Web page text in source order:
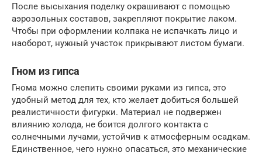
После высыхания поделку окрашивают с помощью
аэрозольных составов, закрепляют покрытие лаком.
Чтобы при оформлении колпака не испачкать лицо и
наоборот, нужный участок прикрывают листом бумаги.
Гном из гипса
Гнома можно слепить своими руками из гипса, это
удобный метод для тех, кто желает добиться большей
реалистичности фигурки. Материал не подвержен
влиянию холода, не боится долгого контакта с
солнечными лучами, устойчив к атмосферным осадкам.
Единственное, чего нужно опасаться, это механические